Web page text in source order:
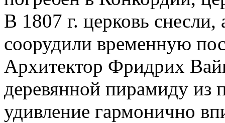
В 1807 г. церковь
соорудили временную
Архитектор Фридрих
деревянной пирамиду из
удивление гармонично